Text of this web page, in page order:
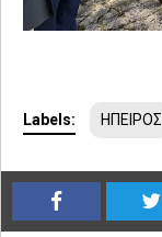
Labels: ΗΠΕΙΡΟΣ